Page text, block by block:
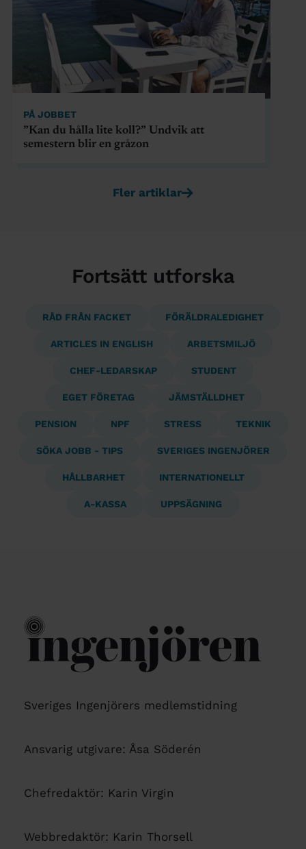
PÅ JOBBET
”Kan du hålla lite koll?” Undvik att
semestern blir en gråzon
Fler artiklar
Fortsätt utforska
RÅD FRÅN FACKET FÖRÄLDRALEDIGHET
ARTICLES IN ENGLISH ARBETSMILJÖ
CHEF-LEDARSKAP STUDENT
EGET FÖRETAG JÄMSTÄLLDHET
PENSION NPF STRESS TEKNIK
SÖKA JOBB - TIPS SVERIGES INGENJÖRER
HÅLLBARHET INTERNATIONELLT
A-KASSA UPPSÄGNING
Sveriges Ingenjörers medlemstidning
Ansvarig utgivare: Åsa Söderén
Chefredaktör: Karin Virgin
Webbredaktör: Karin Thorsell